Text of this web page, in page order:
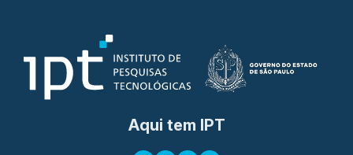
Aqui tem IPT